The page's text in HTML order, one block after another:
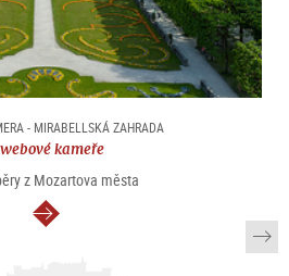
- MIRABELLSKÁ ZAHRADA
kameře
z Mozartova města
continue